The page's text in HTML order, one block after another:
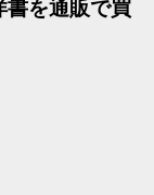
書を通販で買